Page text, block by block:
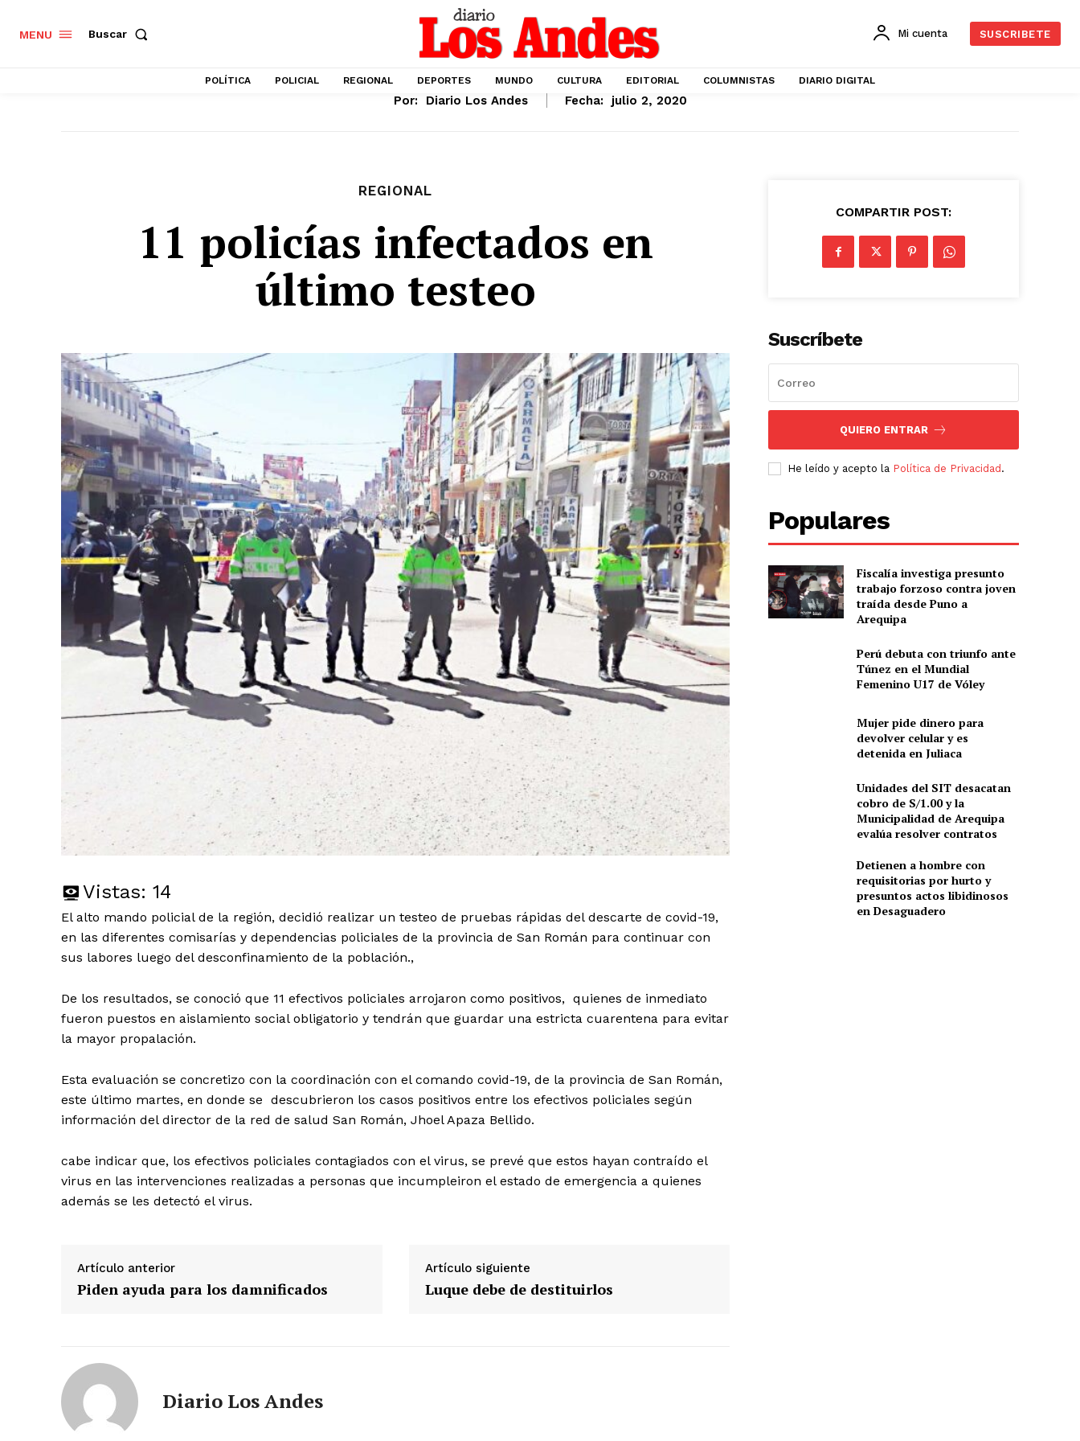
Diario los Andes
Prensa
MENU Buscar Mi cuenta SUSCRIBETE
POLÍTICA POLICIAL REGIONAL DEPORTES MUNDO CULTURA EDITORIAL COLUMNISTAS DIARIO DIGITAL
Por: Diario Los Andes Fecha: julio 2, 2020
REGIONAL
11 policías infectados en
último testeo
Vistas: 14
El alto mando policial de la región, decidió realizar un testeo de pruebas rápidas del descarte de covid-19,
en las diferentes comisarías y dependencias policiales de la provincia de San Román para continuar con
sus labores luego del desconfinamiento de la población.,
De los resultados, se conoció que 11 efectivos policiales arrojaron como positivos, quienes de inmediato
fueron puestos en aislamiento social obligatorio y tendrán que guardar una estricta cuarentena para evitar
la mayor propalación.
Esta evaluación se concretizo con la coordinación con el comando covid-19, de la provincia de San Román,
este último martes, en donde se descubrieron los casos positivos entre los efectivos policiales según
información del director de la red de salud San Román, Jhoel Apaza Bellido.
cabe indicar que, los efectivos policiales contagiados con el virus, se prevé que estos hayan contraído el
virus en las intervenciones realizadas a personas que incumpleiron el estado de emergencia a quienes
además se les detectó el virus.
Artículo anterior
Piden ayuda para los damnificados
Artículo siguiente
Luque debe de destituirlos
Diario Los Andes
COMPARTIR POST:
Suscríbete
QUIERO ENTRAR
He leído y acepto la Política de Privacidad .
Populares
Fiscalía investiga presunto
trabajo forzoso contra joven
traída desde Puno a
Arequipa
Perú debuta con triunfo ante
Túnez en el Mundial
Femenino U17 de Vóley
Mujer pide dinero para
devolver celular y es
detenida en Juliaca
Unidades del SIT desacatan
cobro de S/1.00 y la
Municipalidad de Arequipa
evalúa resolver contratos
Detienen a hombre con
requisitorias por hurto y
presuntos actos libidinosos
en Desaguadero